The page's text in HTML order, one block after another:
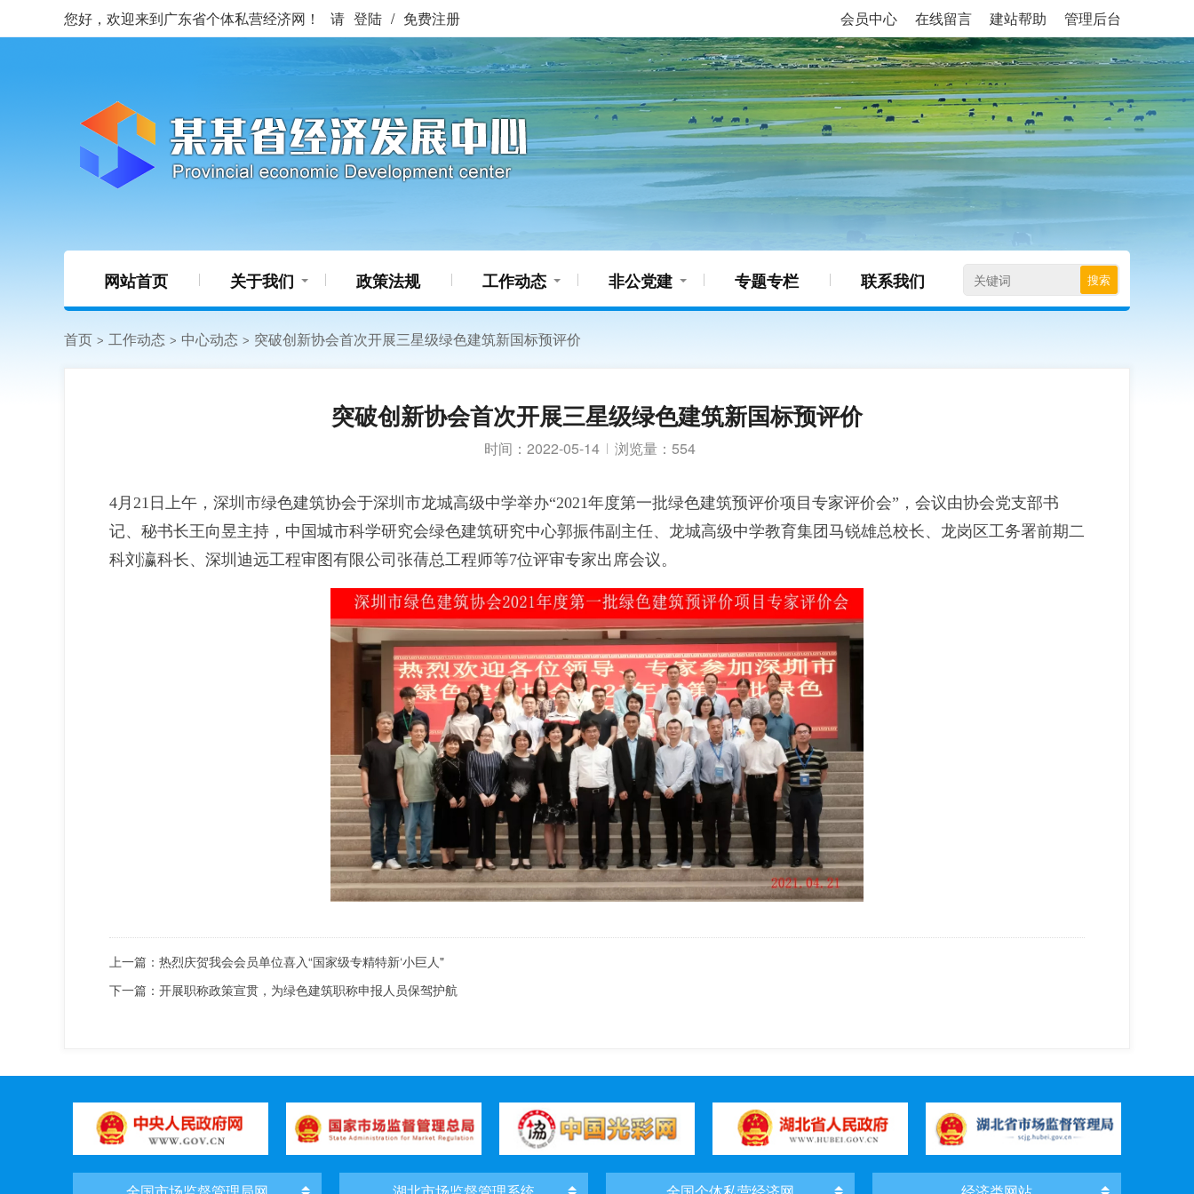
您好，欢迎来到广东省个体私营经济网！ 会员中心 在线留言 建站帮助 管理后台
请 登陆 / 免费注册
网站首页 关于我们 政策法规 工作动态 非公党建 专题专栏 联系我们 搜索
首页 > 工作动态 > 中心动态 > 突破创新协会首次开展三星级绿色建筑新国标预评价
突破创新协会首次开展三星级绿色建筑新国标预评价
时间：2022-05-14 浏览量：554
4月21日上午，深圳市绿色建筑协会于深圳市龙城高级中学举办“2021年度第一批绿色建筑预评价项目专家评价会”，会议由协会党支部书
记、秘书长王向昱主持，中国城市科学研究会绿色建筑研究中心郭振伟副主任、龙城高级中学教育集团马锐雄总校长、龙岗区工务署前期二
科刘瀛科长、深圳迪远工程审图有限公司张蒨总工程师等7位评审专家出席会议。
上一篇： 热烈庆贺我会会员单位喜入“国家级专精特新‘小巨人"
下一篇： 开展职称政策宣贯，为绿色建筑职称申报人员保驾护航